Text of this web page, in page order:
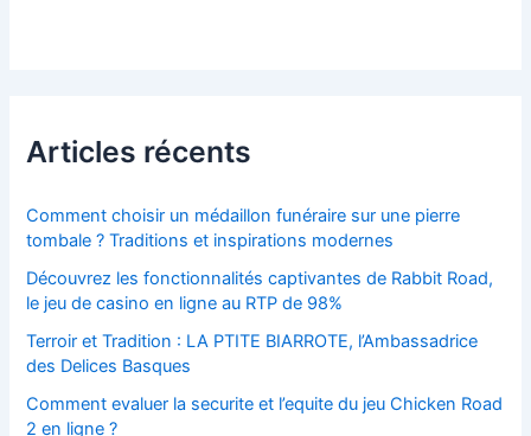
Articles récents
Comment choisir un médaillon funéraire sur une pierre
tombale ? Traditions et inspirations modernes
Découvrez les fonctionnalités captivantes de Rabbit Road,
le jeu de casino en ligne au RTP de 98%
Terroir et Tradition : LA PTITE BIARROTE, l’Ambassadrice
des Delices Basques
Comment evaluer la securite et l’equite du jeu Chicken Road
2 en ligne ?